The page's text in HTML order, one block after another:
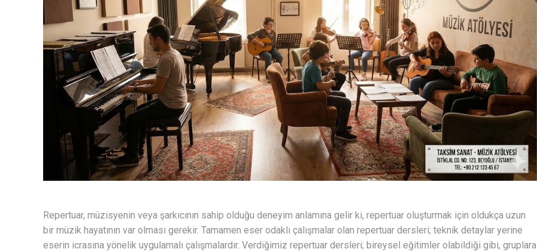
Repertuar, müzisyenin veya şarkıcının sahip olduğu deneyim anlamına gelir ki, repertuar oluşturmak için oldukça uzun
bir müzik hayatının var olması gerekir. Tamamen eser odaklı çalışmalar olan repertuar dersleri; teknik detaylar yerine
eserin icrasına yönelik uygulamalı çalışmalardır. Verdiğimiz repertuar dersleri; bireysel eğitimler olabildiği gibi, gruplara